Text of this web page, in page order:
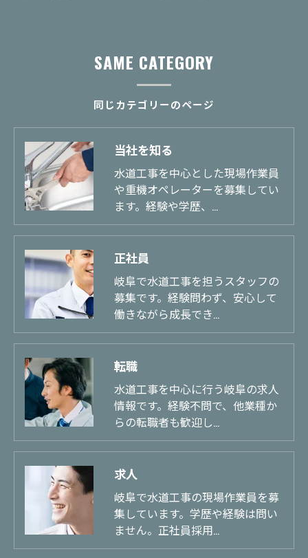
同じカテゴリーのページ
SAME CATEGORY
当社を知る
水道工事を中心とした現場作業員
や重機オペレーターを募集してい
ます。経験や学歴、…
正社員
岐阜で水道工事を担うスタッフの
募集です。経験問わず、安心して
働きながら成長でき…
転職
水道工事を中心に行う岐阜の求人
情報です。経験不問で、他業種か
らの転職者も歓迎し…
求人
岐阜で水道工事の現場作業員を募
集しています。学歴や経験は問い
ません。正社員採用…